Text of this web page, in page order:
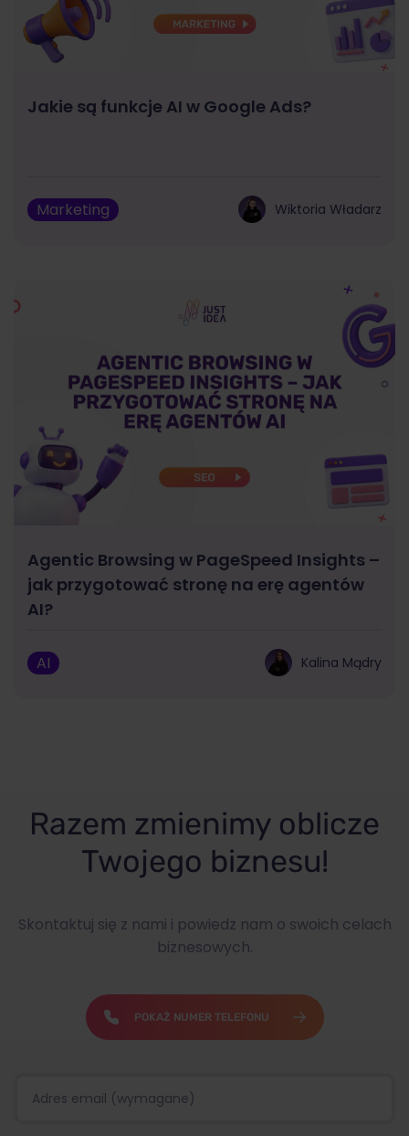
Jakie są funkcje AI w Google Ads?
Marketing Wiktoria Władarz
Agentic Browsing w PageSpeed Insights –
jak przygotować stronę na erę agentów
AI?
AI Kalina Mądry
Razem zmienimy oblicze
Twojego biznesu!
Skontaktuj się z nami i powiedz nam o swoich celach
biznesowych.
POKAŻ NUMER TELEFONU